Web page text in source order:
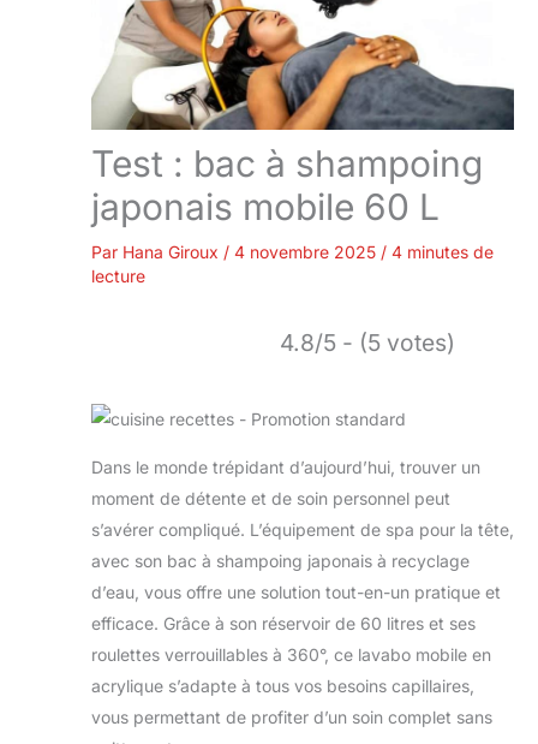
Test : bac à shampoing
japonais mobile 60 L
Par Hana Giroux / 4 novembre 2025 / 4 minutes de
lecture
4.8/5 - (5 votes)
Dans le monde trépidant d’aujourd’hui, trouver un
moment de détente et de soin personnel peut
s’avérer compliqué. L’équipement de spa pour la tête,
avec son bac à shampoing japonais à recyclage
d’eau, vous offre une solution tout-en-un pratique et
efficace. Grâce à son réservoir de 60 litres et ses
roulettes verrouillables à 360°, ce lavabo mobile en
acrylique s’adapte à tous vos besoins capillaires,
vous permettant de profiter d’un soin complet sans